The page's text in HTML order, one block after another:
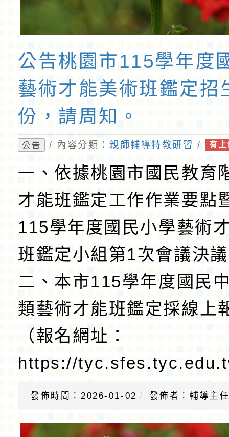
公告桃園市115學年度
藝術才能美術班鑑定招
份，請周知。
公告 / 內容分類：親師輔導特教研習 / 有
一、依據桃園市國民教育
才能班鑑定工作作業要點
115學年度國民小學藝術
班鑑定小組第1次會議決
二、本市115學年度國民
類藝術才能班鑑定採線上
（報名網址：
https://
發佈時間：2026-01-02 發佈者：輔導主